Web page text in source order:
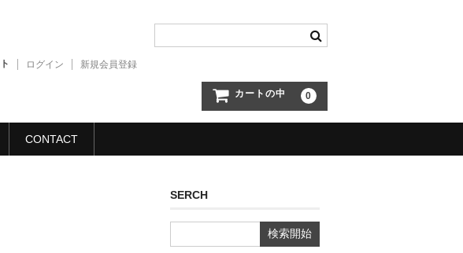
ログイン 新規会員登録
カートの中 0
CONTACT
SERCH